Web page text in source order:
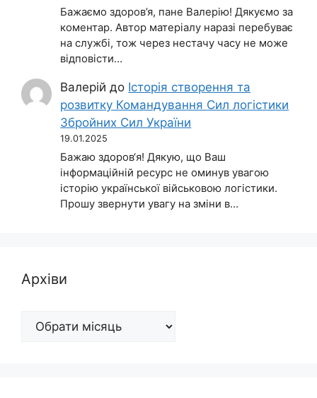
Бажаємо здоров’я, пане Валерію! Дякуємо за
коментар. Автор матеріалу наразі перебуває
на службі, тож через нестачу часу не може
відповісти…
Валерій до Історія створення та
розвитку Командування Сил логістики
Збройних Сил України
19.01.2025
Бажаю здоров‘я! Дякую, що Ваш
інформаційній ресурс не оминув увагою
історію української військовою логістики.
Прошу звернути увагу на зміни в…
Архіви
Архіви